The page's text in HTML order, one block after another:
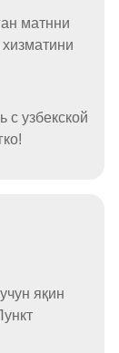
матнни
с узбекской
яқин